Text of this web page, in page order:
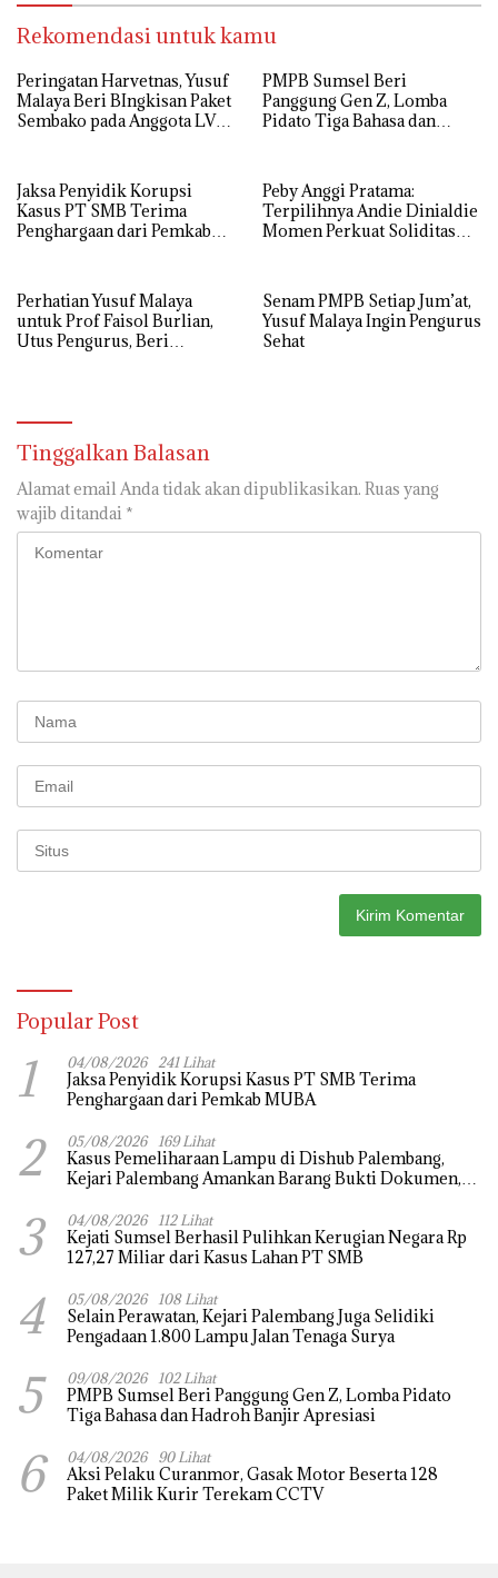
Rekomendasi untuk kamu
Peringatan Harvetnas, Yusuf
Malaya Beri BIngkisan Paket
Sembako pada Anggota LVRI
PMPB Sumsel Beri
Panggung Gen Z, Lomba
Pidato Tiga Bahasa dan
Jaksa Penyidik Korupsi
Kasus PT SMB Terima
Penghargaan dari Pemkab
Peby Anggi Pratama:
Terpilihnya Andie Dinialdie
Momen Perkuat Soliditas
Perhatian Yusuf Malaya
untuk Prof Faisol Burlian,
Utus Pengurus, Beri
Senam PMPB Setiap Jum’at,
Yusuf Malaya Ingin Pengurus
Sehat
Tinggalkan Balasan
Alamat email Anda tidak akan dipublikasikan. Ruas yang
wajib ditandai *
Popular Post
1 04/08/2026 241 Lihat
Jaksa Penyidik Korupsi Kasus PT SMB Terima
Penghargaan dari Pemkab MUBA
2 05/08/2026 169 Lihat
Kasus Pemeliharaan Lampu di Dishub Palembang,
Kejari Palembang Amankan Barang Bukti Dokumen,
3 04/08/2026 112 Lihat
Kejati Sumsel Berhasil Pulihkan Kerugian Negara Rp
127,27 Miliar dari Kasus Lahan PT SMB
4 05/08/2026 108 Lihat
Selain Perawatan, Kejari Palembang Juga Selidiki
Pengadaan 1.800 Lampu Jalan Tenaga Surya
5 09/08/2026 102 Lihat
PMPB Sumsel Beri Panggung Gen Z, Lomba Pidato
Tiga Bahasa dan Hadroh Banjir Apresiasi
6 04/08/2026 90 Lihat
Aksi Pelaku Curanmor, Gasak Motor Beserta 128
Paket Milik Kurir Terekam CCTV